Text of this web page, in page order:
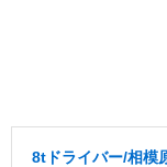
8tドライバー/相模